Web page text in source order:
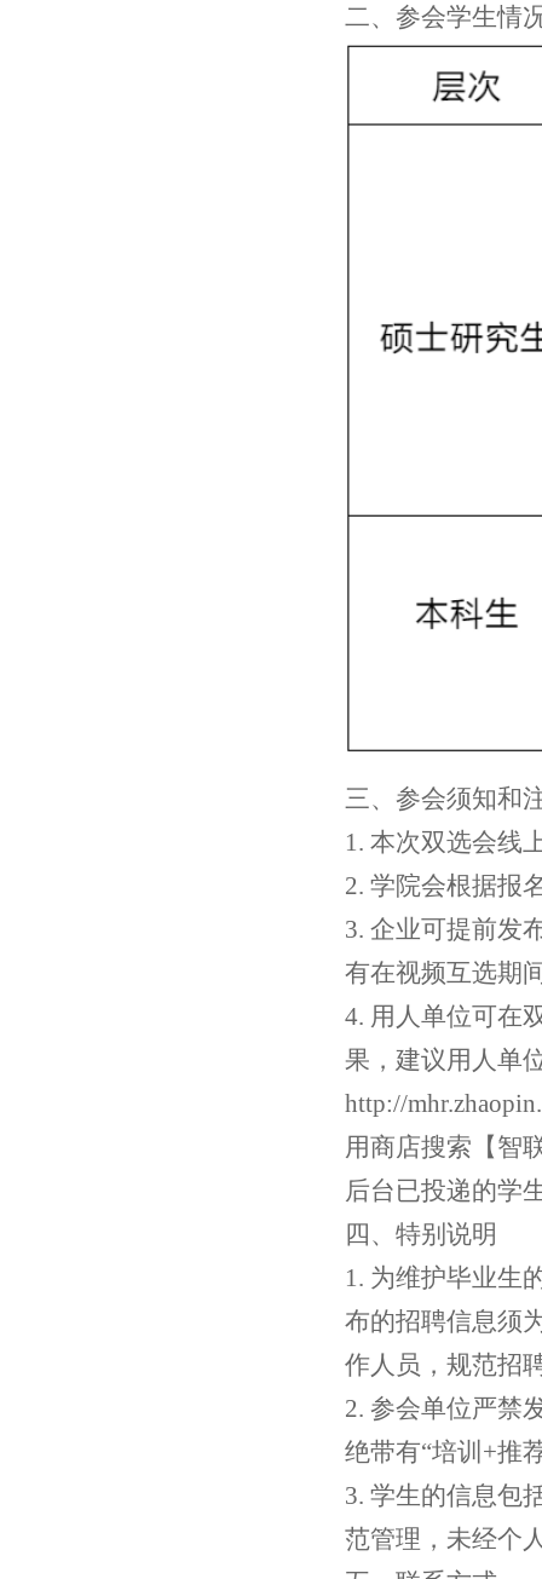
二、 参会学生情
三、 参会须知和
1. 本次双选会线
2. 学院会根据报
3. 企业可提前发
有在视频互选期
4. 用人单位可在
果，建议用人单
http://
用商店搜索【智
后台已投递的学
四、 特别说明
1. 为维护毕业生
布的招聘信息须
作人员，规范招
2. 参会单位严禁
绝带有“培训+推
3. 学生的信息包
范管理，未经个